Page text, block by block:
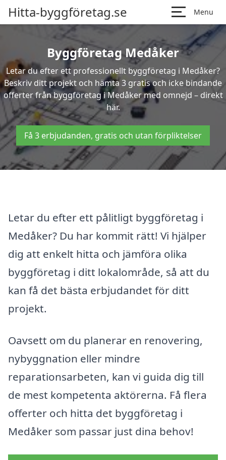
Hitta-byggföretag.se Menu
Byggföretag Medåker
Letar du efter ett professionellt byggföretag i Medåker?
Beskriv ditt projekt och hämta 3 gratis och icke bindande
offerter från byggföretag i Medåker med omnejd – direkt
här.
Få 3 erbjudanden, gratis och utan förpliktelser
Letar du efter ett pålitligt byggföretag i
Medåker? Du har kommit rätt! Vi hjälper
dig att enkelt hitta och jämföra olika
byggföretag i ditt lokalområde, så att du
kan få det bästa erbjudandet för ditt
projekt.
Oavsett om du planerar en renovering,
nybyggnation eller mindre
reparationsarbeten, kan vi guida dig till
de mest kompetenta aktörerna. Få flera
offerter och hitta det byggföretag i
Medåker som passar just dina behov!